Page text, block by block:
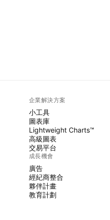
企業解決方案
小工具
圖表庫
Lightweight Charts™
高級圖表
交易平台
成長機會
廣告
經紀商整合
夥伴計畫
教育計劃